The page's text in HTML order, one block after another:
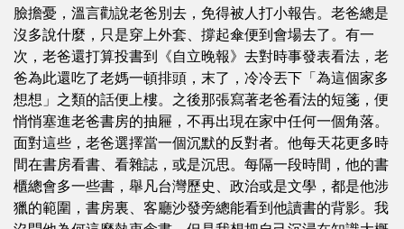
臉擔憂，溫言勸說老爸別去，免得被人打小報告。老爸總是
沒多說什麼，只是穿上外套、撐起傘便到會場去了。有一
次，老爸還打算投書到《自立晚報》去對時事發表看法，老
爸為此還吃了老媽一頓排頭，末了，冷冷丟下「為這個家多
想想」之類的話便上樓。之後那張寫著老爸看法的短箋，便
悄悄塞進老爸書房的抽屜，不再出現在家中任何一個角落。
面對這些，老爸選擇當一個沉默的反對者。他每天花更多時
間在書房看書、看雜誌，或是沉思。每隔一段時間，他的書
櫃總會多一些書，舉凡台灣歷史、政治或是文學，都是他涉
獵的範圍，書房裏、客廳沙發旁總能看到他讀書的背影。我